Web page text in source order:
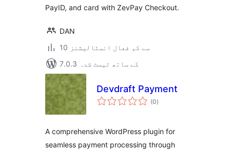
PayID, and card with ZevPay Checkout.
DAN
10 سے کم فعال انسٹالیشنز
7.0.3 کے ساتھ ٹیسٹ شدہ
Devdraft Payment
(0مجموعی
درجہ
)
A comprehensive WordPress plugin for
seamless payment processing through